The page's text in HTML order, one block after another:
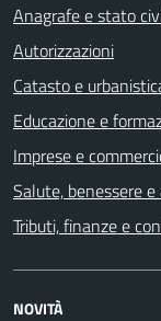
Anagrafe e stato
Autorizzazioni
Catasto e
Educazione e
Imprese e
Salute, benessere
Tributi, finanze e
NOVITÀ